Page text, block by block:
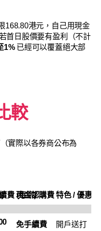
168.80港元，自己用現金
首日股價要有盈利（不計
1%已經可以覆蓋絕大部
較
實際以各券商公布為
) 費 (每宗)
現金認購費特色 / 優惠
免手續費
開戶送打